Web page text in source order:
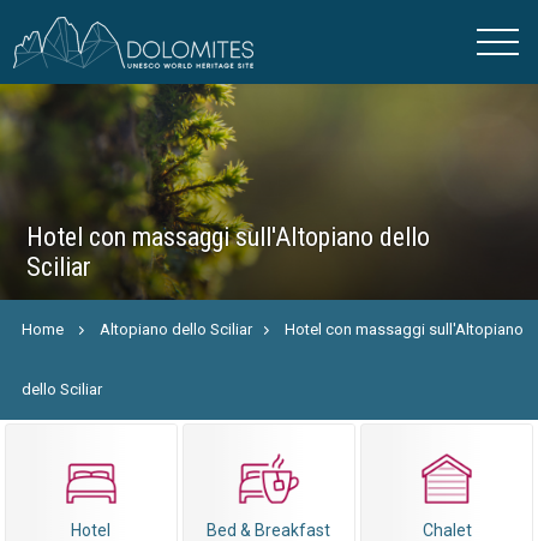
Hotel con massaggi sull'Altopiano dello
Sciliar
Home Altopiano dello Sciliar Hotel con massaggi sull'Altopiano
dello Sciliar
Hotel Bed & Breakfast Chalet